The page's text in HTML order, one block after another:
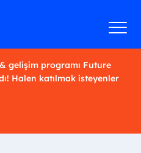
gelişim programı Future
Halen katılmak isteyenler